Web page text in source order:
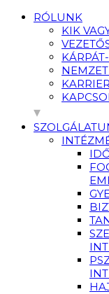
RÓLUNK
KIK
KARRIER